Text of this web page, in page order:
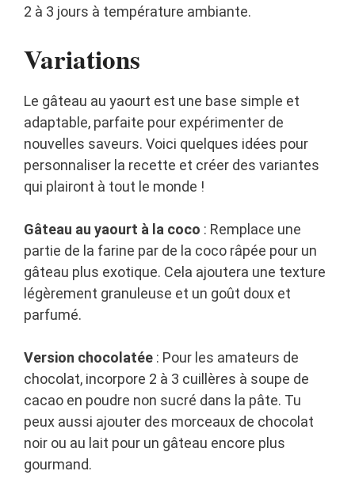
2 à 3 jours à température ambiante.
Variations
Le gâteau au yaourt est une base simple et
adaptable, parfaite pour expérimenter de
nouvelles saveurs. Voici quelques idées pour
personnaliser la recette et créer des variantes
qui plairont à tout le monde !
Gâteau au yaourt à la coco : Remplace une
partie de la farine par de la coco râpée pour un
gâteau plus exotique. Cela ajoutera une texture
légèrement granuleuse et un goût doux et
parfumé.
Version chocolatée : Pour les amateurs de
chocolat, incorpore 2 à 3 cuillères à soupe de
cacao en poudre non sucré dans la pâte. Tu
peux aussi ajouter des morceaux de chocolat
noir ou au lait pour un gâteau encore plus
gourmand.